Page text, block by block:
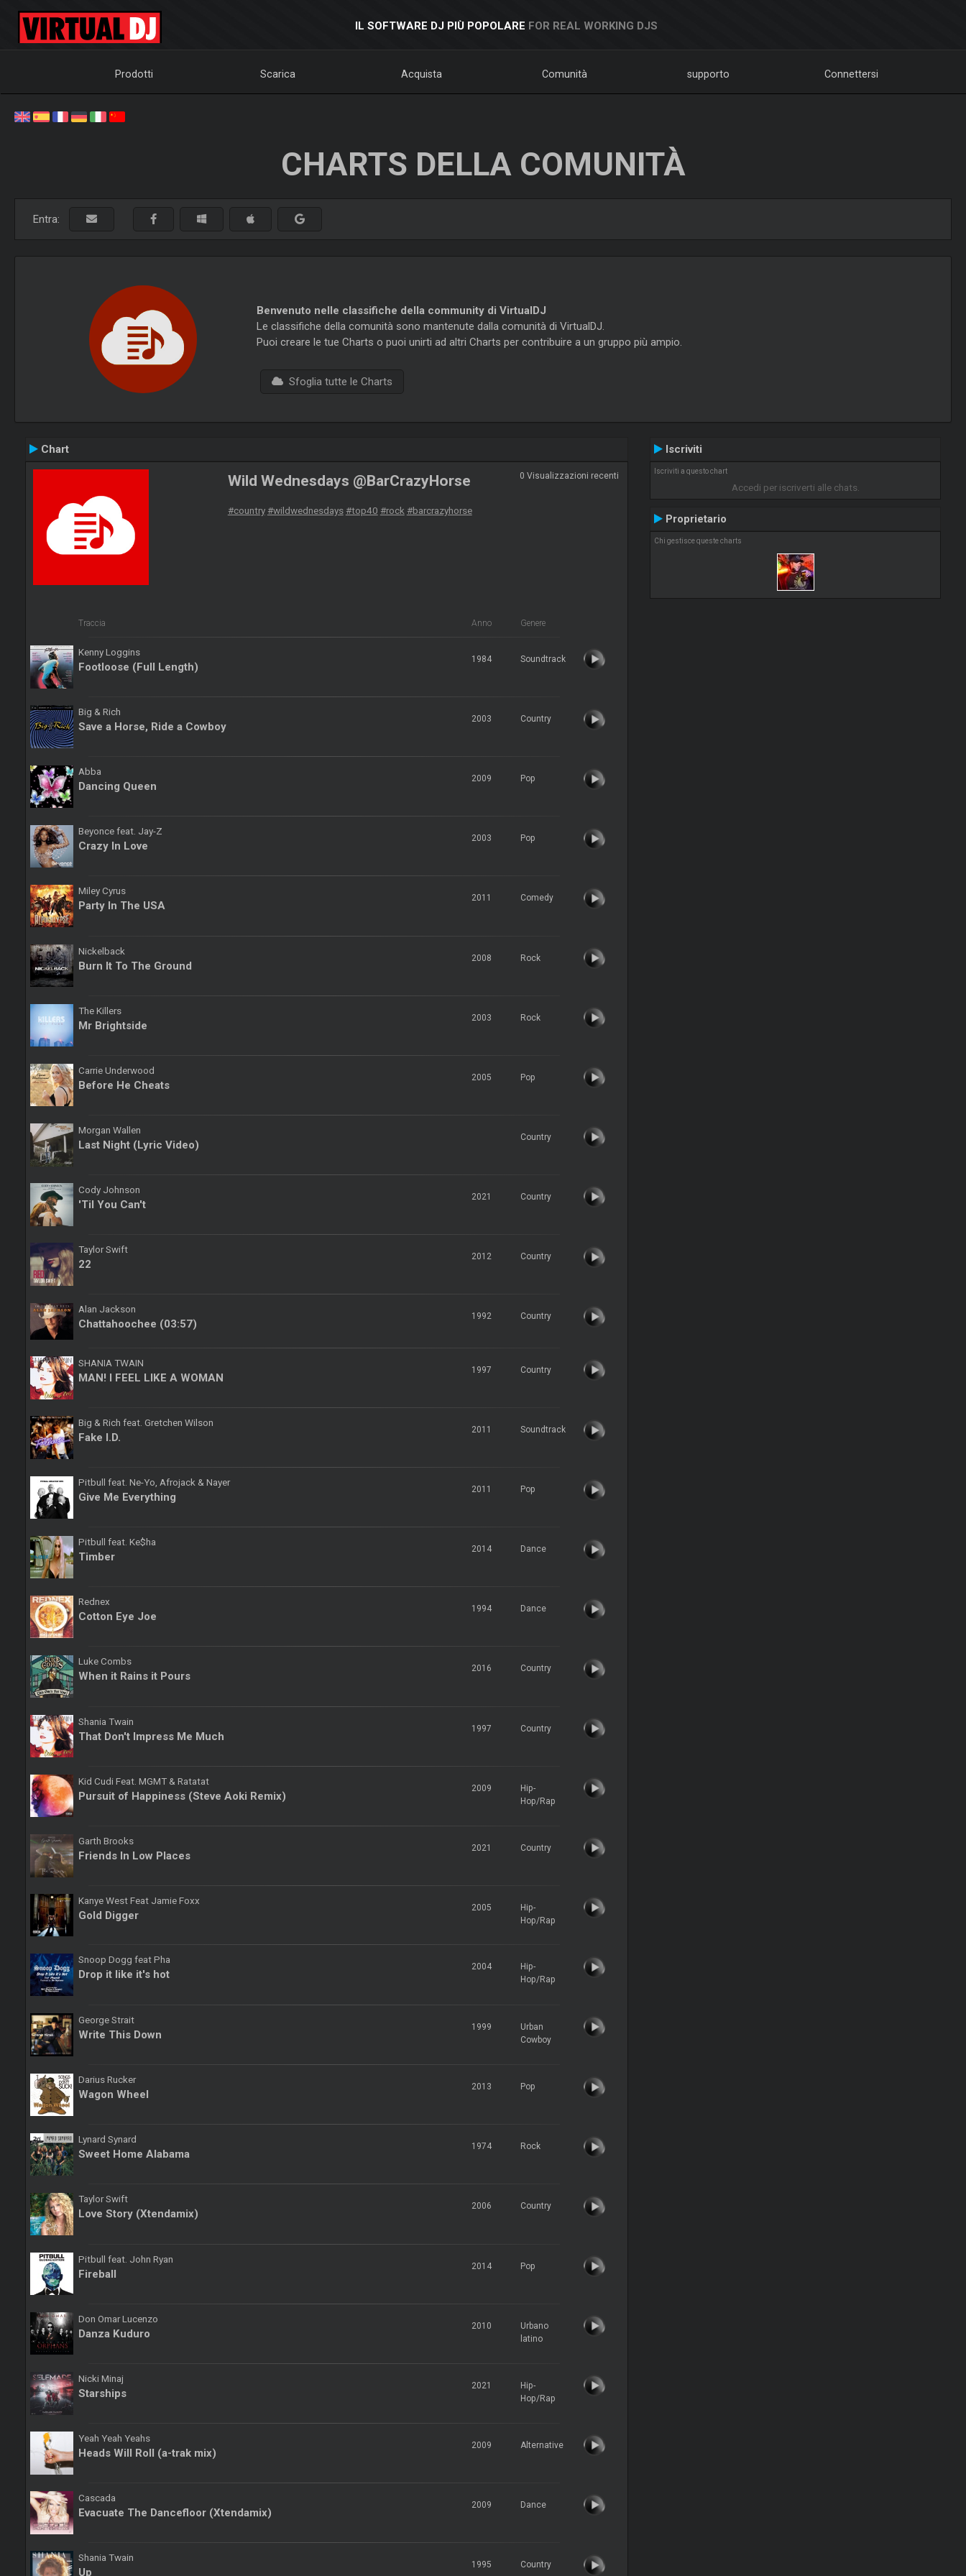
IL SOFTWARE DJ PIÙ POPOLARE FOR REAL WORKING DJS
Prodotti Scarica Acquista Comunità supporto Connettersi
CHARTS DELLA COMUNITÀ
Entra:
Benvenuto nelle classifiche della community di VirtualDJ
Le classifiche della comunità sono mantenute dalla comunità di VirtualDJ.
Puoi creare le tue Charts o puoi unirti ad altri Charts per contribuire a un gruppo più ampio.
Sfoglia tutte le Charts
Chart
0 Visualizzazioni recenti
Wild Wednesdays @BarCrazyHorse
#country #wildwednesdays #top40 #rock #barcrazyhorse
Traccia Anno Genere
Kenny Loggins
Footloose (Full Length)
1984 Soundtrack
Big & Rich
Save a Horse, Ride a Cowboy
2003 Country
Abba
Dancing Queen
2009 Pop
Beyonce feat. Jay-Z
Crazy In Love
2003 Pop
Miley Cyrus
Party In The USA
2011 Comedy
Nickelback
Burn It To The Ground
2008 Rock
The Killers
Mr Brightside
2003 Rock
Carrie Underwood
Before He Cheats
2005 Pop
Morgan Wallen
Last Night (Lyric Video)
Country
Cody Johnson
'Til You Can't
2021 Country
Taylor Swift
22
2012 Country
Alan Jackson
Chattahoochee (03:57)
1992 Country
SHANIA TWAIN
MAN! I FEEL LIKE A WOMAN
1997 Country
Big & Rich feat. Gretchen Wilson
Fake I.D.
2011 Soundtrack
Pitbull feat. Ne-Yo, Afrojack & Nayer
Give Me Everything
2011 Pop
Pitbull feat. Ke$ha
Timber
2014 Dance
Rednex
Cotton Eye Joe
1994 Dance
Luke Combs
When it Rains it Pours
2016 Country
Shania Twain
That Don't Impress Me Much
1997 Country
Kid Cudi Feat. MGMT & Ratatat
Pursuit of Happiness (Steve Aoki Remix)
2009
Hip-
Hop/Rap
Garth Brooks
Friends In Low Places
2021 Country
Kanye West Feat Jamie Foxx
Gold Digger
2005
Hip-
Hop/Rap
Snoop Dogg feat Pha
Drop it like it's hot
2004
Hip-
Hop/Rap
George Strait
Write This Down
1999
Urban
Cowboy
Darius Rucker
Wagon Wheel
2013 Pop
Lynard Synard
Sweet Home Alabama
1974 Rock
Taylor Swift
Love Story (Xtendamix)
2006 Country
Pitbull feat. John Ryan
Fireball
2014 Pop
Don Omar Lucenzo
Danza Kuduro
2010
Urbano
latino
Nicki Minaj
Starships
2021
Hip-
Hop/Rap
Yeah Yeah Yeahs
Heads Will Roll (a-trak mix)
2009 Alternative
Cascada
Evacuate The Dancefloor (Xtendamix)
2009 Dance
Shania Twain
Up
1995 Country
Iscriviti
Iscriviti a questo chart
Accedi per iscriverti alle chats.
Proprietario
Chi gestisce queste charts